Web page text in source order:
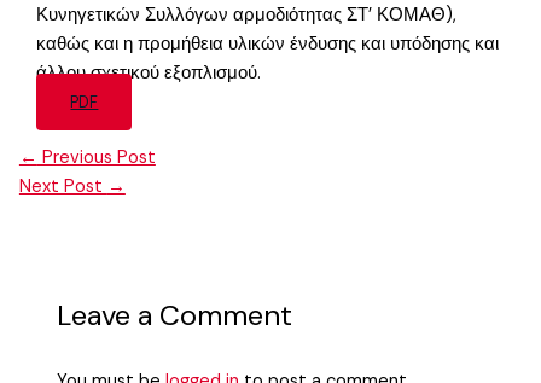
Κυνηγετικών Συλλόγων αρμοδιότητας ΣΤ’ ΚΟΜΑΘ),
καθώς και η προμήθεια υλικών ένδυσης και υπόδησης και
άλλου σχετικού εξοπλισμού.
PDF
← Previous Post
Next Post →
Leave a Comment